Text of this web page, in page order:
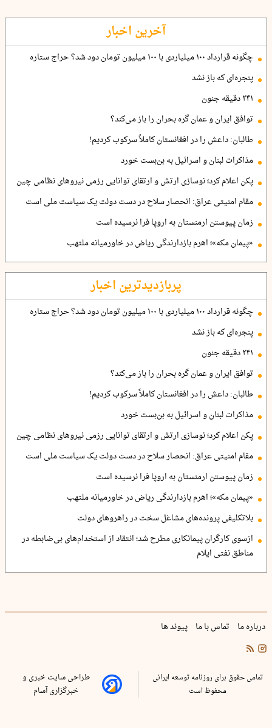
آخرین اخبار
چگونه قرارداد ۱۰۰ میلیاردی با ۱۰۰ میلیون تومان دود شد؟ حراج ستاره
پنجره‌ای که باز نشد
۲۴۱ دقیقه جنون
توافق ایران و عمان گره بحران را باز می‌کند؟
طالبان: داعش را در افغانستان کاملاً سرکوب کردیم!
مذاکرات لبنان و اسرائیل به بن‌بست خورد
پکن اعلام کرد؛ نوسازی ارتش و ارتقای توانایی رزمی نیروهای نظامی چین
مقام امنیتی عراق: انحصار سلاح در دست دولت یک سیاست ملی است
زمان پیوستن ارمنستان به اروپا فرا نرسیده است
«پیمان مکه»؛ اهرم بازدارندگی ریاض در خاورمیانه ملتهب
پربازدیدترین اخبار
چگونه قرارداد ۱۰۰ میلیاردی با ۱۰۰ میلیون تومان دود شد؟ حراج ستاره
پنجره‌ای که باز نشد
۲۴۱ دقیقه جنون
توافق ایران و عمان گره بحران را باز می‌کند؟
طالبان: داعش را در افغانستان کاملاً سرکوب کردیم!
مذاکرات لبنان و اسرائیل به بن‌بست خورد
پکن اعلام کرد؛ نوسازی ارتش و ارتقای توانایی رزمی نیروهای نظامی چین
مقام امنیتی عراق: انحصار سلاح در دست دولت یک سیاست ملی است
زمان پیوستن ارمنستان به اروپا فرا نرسیده است
«پیمان مکه»؛ اهرم بازدارندگی ریاض در خاورمیانه ملتهب
بلاتکلیفی پرونده‌های مشاغل سخت در راهروهای دولت
ازسوی کارگران پیمانکاری مطرح شد؛ انتقاد از استخدام‌های بی‌ضابطه در
مناطق نفتی ایلام
درباره ما تماس با ما پیوند ها
تمامی حقوق برای روزنامه توسعه ایرانی
محفوظ است
طراحی سایت خبری و
خبرگزاری آسام